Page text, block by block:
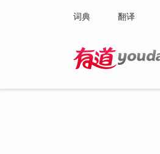
词典 翻译